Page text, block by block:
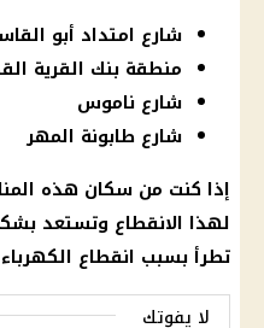
شارع امتداد أبو
منطقة بنك القرية
شارع ناموس
شارع طابونة المهر
إذا كنت من سكان هذه
لهذا الانقطاع وتستعد
تطرأ بسبب انقطاع الكهرباء
لا يفوتك